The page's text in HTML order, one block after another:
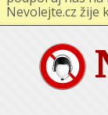
podporuj nás na
Nevolejte.cz žije